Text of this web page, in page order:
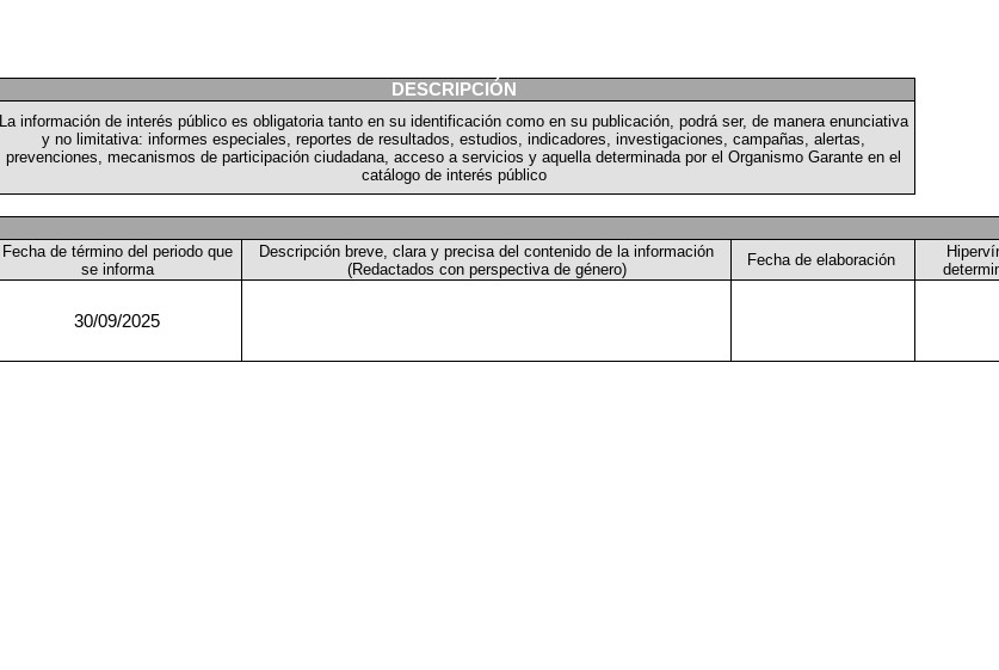
DESCRIPCIÓN
La información de interés público es obligatoria tanto en su identificación como en su publicación, podrá ser, de manera enunciativa
y no limitativa: informes especiales, reportes de resultados, estudios, indicadores, investigaciones, campañas, alertas,
prevenciones, mecanismos de participación ciudadana, acceso a servicios y aquella determinada por el Organismo Garante en el
catálogo de interés público
Fecha de término del periodo que
se informa
Descripción breve, clara y precisa del contenido de la información
(Redactados con perspectiva de género)
Fecha de elaboración
30/09/2025